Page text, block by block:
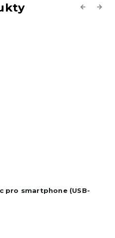
Previous
pro smartphone (USB-
Next